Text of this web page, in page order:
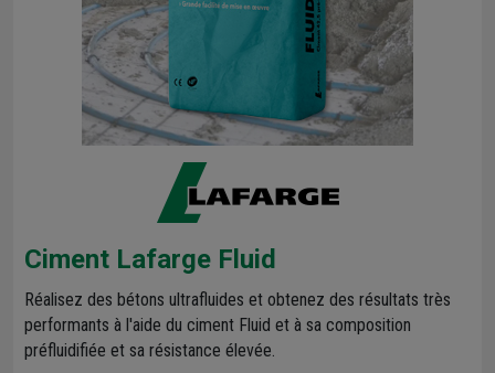
Ciment Lafarge Fluid
Réalisez des bétons ultrafluides et obtenez des résultats très
performants à l'aide du ciment Fluid et à sa composition
préfluidifiée et sa résistance élevée.